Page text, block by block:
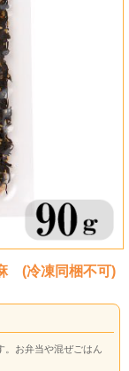
(冷凍同梱不可)
。お弁当や混ぜごはん